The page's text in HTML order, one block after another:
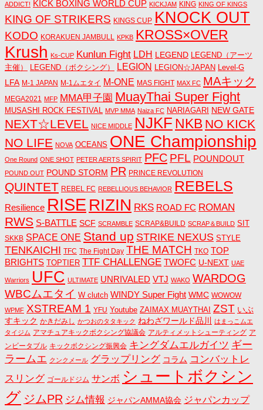
ADDICT! KICK BOXING WORLD CUP KICKJAM KING KING OF KINGS
KING OF STRIKERS KINGS CUP KNOCK OUT
KODO KORAKUEN JAMBULL KPKB KROSS×OVER
Krush Ks-CUP Kunlun Fight LDH LEGEND LEGEND（アーツ
主催）
LEGEND（ボクシング） LEGION LEGION☆JAPAN Level-G
LFA M-1 JAPAN M-1ムエタイ M-ONE MAS FIGHT MAX FC MAキック
MEGA2021 MFP MMA甲子園 MuayThai Super Fight
MUSASHI ROCK FESTIVAL MVP MMA Naiza FC NARIAGARI NEW GATE
NEXT☆LEVEL NICE MIDDLE NJKF NKB NO KICK
NO LIFE NOVA OCEANS ONE Championship
One Round ONE SHOT PETER AERTS SPIRIT PFC PFL POUNDOUT
POUND OUT POUND STORM PR PRINCE REVOLUTION
QUINTET REBEL FC REBELLIOUS BEHAVIOR REBELS
Resilience RISE RIZIN RKS ROAD FC ROMAN
RWS S-BATTLE SCF SCRAMBLE SCRAP&BUILD SCRAP＆BUILD SIT
SKKB SPACE ONE Stand up STRIKE NEXUS STYLE
TENKAICHI TFC The Fight Day THE MATCH TKO TOP
BRIGHTS TOPTIER TTF CHALLENGE TWOFC U-NEXT UAE
Warriors UFC ULTIMATE UNRIVALED VTJ WAKO WARDOG
WBCムエタイ W clutch WINDY Super Fight WMC WOWOW
WPMF XSTREAM 1 YFU Youtube ZAIMAX MUAYTHAI ZST いぶ
すキック かきだみし かつおのタタキック ねわざワールド品川
はまっこムエ
タイジム アマチュアキックボクシング協議会 アルティメットシューティング ア
ンビータブル キックボクシング振興会 キングダムエルガイツ ギー
ラームエ クンクメール グラップリング コラム コンバットレ
スリング ゴールドジム サンボ シュートボクシン
グ ジムPR ジム情報 ジャパンAMMA協会 ジャパンカップ